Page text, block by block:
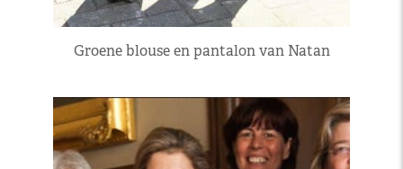
Groene blouse en pantalon van Natan